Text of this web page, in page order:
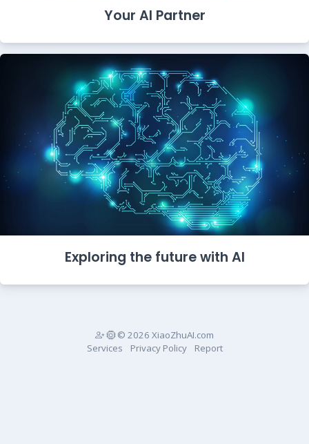
Your AI Partner
Exploring the future with AI
© 2026 XiaoZhuAI.com
Services
Privacy Policy Report